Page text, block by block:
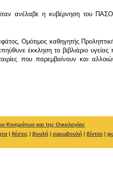
ανέλαβε η κυβέρνηση του
Ομότιμος καθηγητής
έκκληση το βιβλιάριο
που παρεμβαίνουν και
Κινημάτων και της Οικολογίας
| θέσεις | βουλή | ευρωβουλή | βίντεο |